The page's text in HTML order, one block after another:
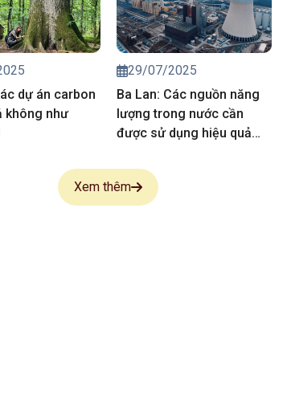
dự án carbon
không như
29/07/2025
Ba Lan: Các nguồn năng
lượng trong nước cần
được sử dụng hiệu quả
Xem thêm